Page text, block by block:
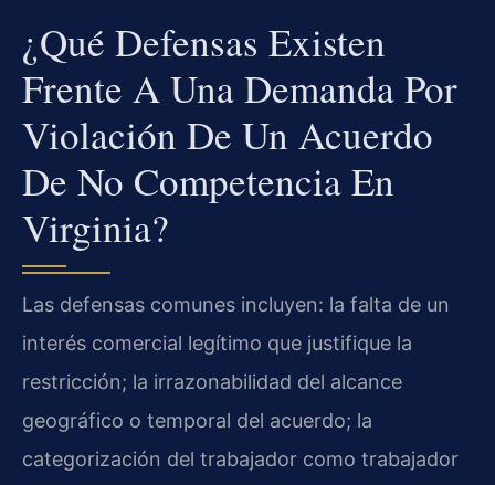
¿Qué Defensas Existen
Frente A Una Demanda Por
Violación De Un Acuerdo
De No Competencia En
Virginia?
Las defensas comunes incluyen: la falta de un
interés comercial legítimo que justifique la
restricción; la irrazonabilidad del alcance
geográfico o temporal del acuerdo; la
categorización del trabajador como trabajador